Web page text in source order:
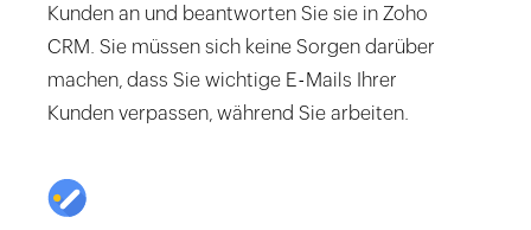
Kunden an und beantworten Sie sie in Zoho
CRM. Sie müssen sich keine Sorgen darüber
machen, dass Sie wichtige E-Mails Ihrer
Kunden verpassen, während Sie arbeiten.